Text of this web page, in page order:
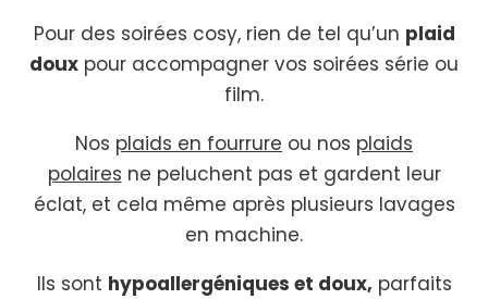
Pour des soirées cosy, rien de tel qu’un plaid
doux pour accompagner vos soirées série ou
film.
Nos plaids en fourrure ou nos plaids
polaires ne peluchent pas et gardent leur
éclat, et cela même après plusieurs lavages
en machine.
Ils sont hypoallergéniques et doux, parfaits